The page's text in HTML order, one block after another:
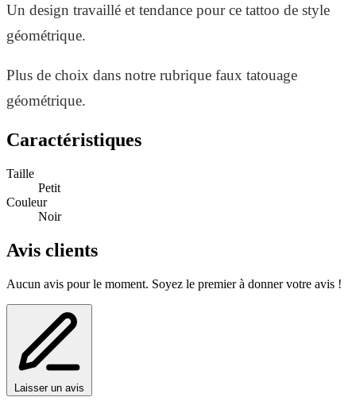
Un design travaillé et tendance pour ce tattoo de style
géométrique.
Plus de choix dans notre rubrique faux tatouage
géométrique.
Caractéristiques
Taille
Petit
Couleur
Noir
Avis clients
Aucun avis pour le moment. Soyez le premier à donner votre avis !
Laisser un avis